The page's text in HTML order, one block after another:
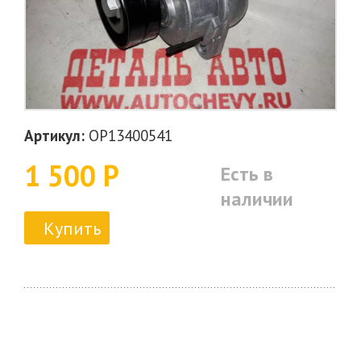
Артикул: OP13400541
1 500 Р
Есть в
наличии
Купить